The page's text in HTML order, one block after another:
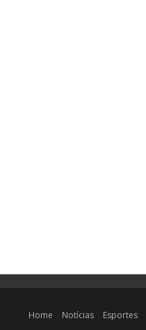
Home Notícias Esportes